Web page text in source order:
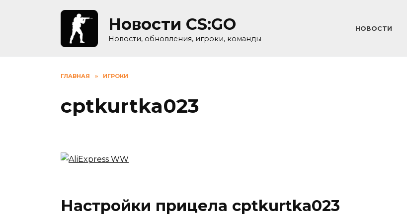
Новости CS:GO
Новости, обновления, игроки, команды
НОВОСТИ
ГЛАВНАЯ » ИГРОКИ
cptkurtka023
Настройки прицела cptkurtka023